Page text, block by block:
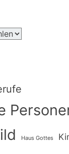
Haus Gottes